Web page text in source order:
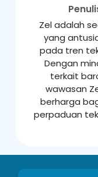
Zel adalah
yang
pada tren
Dengan
terkait
wawasan
berharga
perpaduan